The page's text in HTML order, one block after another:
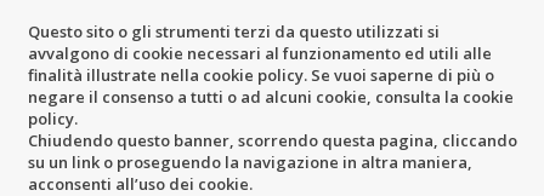
Questo sito o gli strumenti terzi da questo utilizzati si
avvalgono di cookie necessari al funzionamento ed utili alle
finalità illustrate nella cookie policy. Se vuoi saperne di più o
negare il consenso a tutti o ad alcuni cookie, consulta la cookie
policy.
Chiudendo questo banner, scorrendo questa pagina, cliccando
su un link o proseguendo la navigazione in altra maniera,
acconsenti all’uso dei cookie.